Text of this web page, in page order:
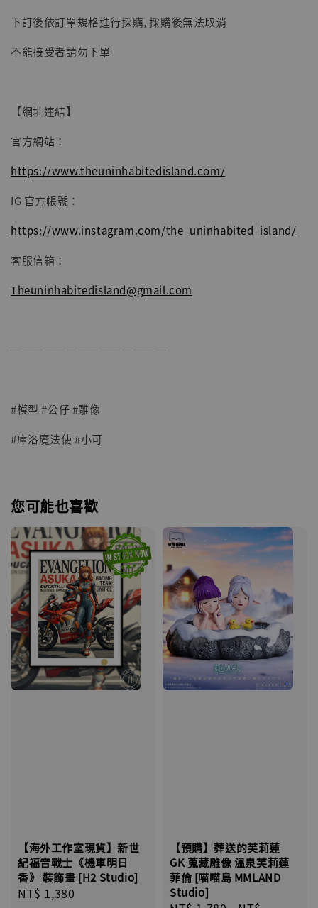
下訂後依訂單規格進行採購, 採購後無法取消
不能接受者請勿下單
【網址連結】
官方網站：
https://www.theuninhabitedisland.com/
IG 官方帳號：
https://www.instagram.com/the_uninhabited_island/
客服信箱：
Theuninhabitedisland@gmail.com
──────────────
#模型 #公仔 #雕像
#庫洛魔法使 #小可
您可能也喜歡
【海外工作室現貨】新世
紀福音戰士《機車明日
香》 裝飾畫 [H2 Studio]
Regular
NT$ 1,380
【預購】葬送的芙莉蓮
GK 蒐藏雕像 溫泉芙莉蓮
菲倫 [喵喵島 MMLAND
St​​udio]